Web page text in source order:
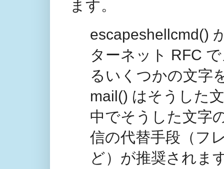
ます。
escapeshellcmd()
ターネット RFC
るいくつかの文字
mail() はそうした
中でそうした文字
信の代替手段（フ
ど）が推奨されま